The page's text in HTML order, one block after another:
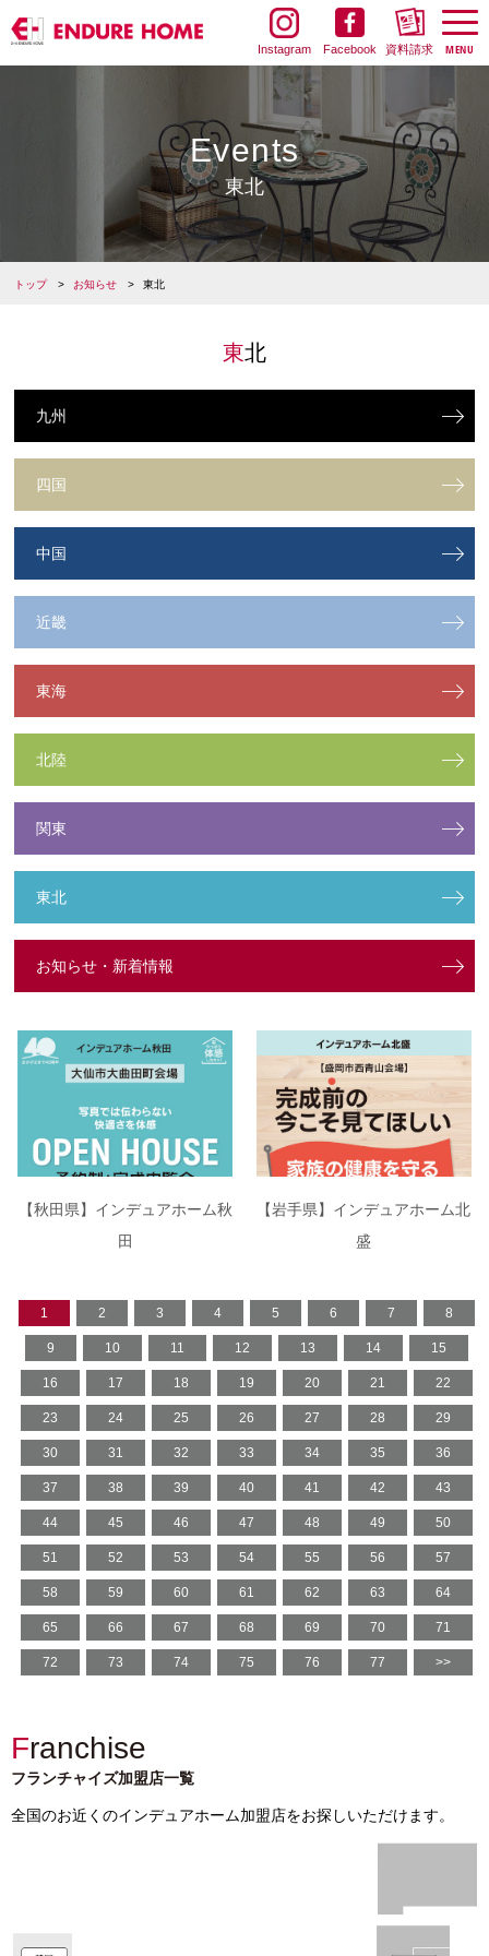
Instagram Facebook 資料請求
Events
東北
トップ お知らせ 東北
東北
九州
四国
中国
近畿
東海
北陸
関東
東北
お知らせ・新着情報
【秋田県】インデュアホーム秋
田
【岩手県】インデュアホーム北
盛
1 2 3 4 5 6 7 8
9 10 11 12 13 14 15
16 17 18 19 20 21 22
23 24 25 26 27 28 29
30 31 32 33 34 35 36
37 38 39 40 41 42 43
44 45 46 47 48 49 50
51 52 53 54 55 56 57
58 59 60 61 62 63 64
65 66 67 68 69 70 71
72 73 74 75 76 77 >>
Franchise
フランチャイズ加盟店一覧
全国のお近くのインデュアホーム加盟店をお探しいただけます。